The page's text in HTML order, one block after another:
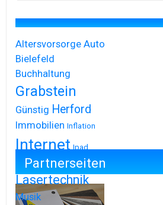
Altersvorsorge Auto
Bielefeld
Buchhaltung
Grabstein
Günstig Herford
Immobilien Inflation
Internet Ipad
Iphone
Lasertechnik
Musik
Partnerseiten